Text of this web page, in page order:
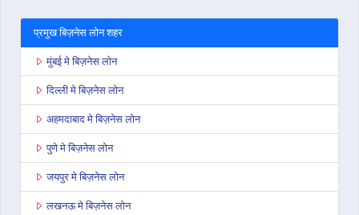
प्रमुख बिज़नेस लोन शहर
मुंबई मे बिज़नेस लोन
दिल्ली मे बिज़नेस लोन
अहमदाबाद मे बिज़नेस लोन
पुणे मे बिज़नेस लोन
जयपुर मे बिज़नेस लोन
लखनऊ मे बिज़नेस लोन